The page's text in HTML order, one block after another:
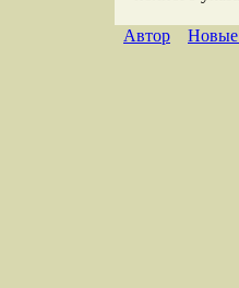
Автор Новые